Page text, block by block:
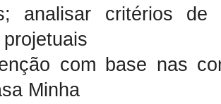
analisar critérios
com base nas
Minha